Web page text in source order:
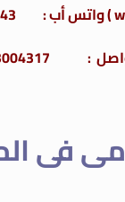
: 201103004317+
فى